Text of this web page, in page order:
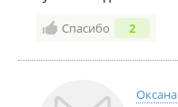
Спасибо 2
Оксана